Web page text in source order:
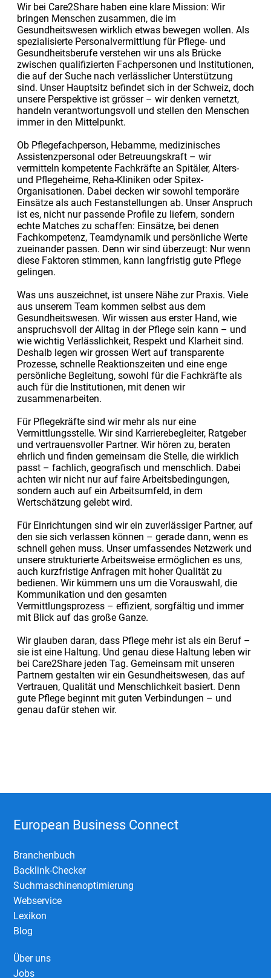
Wir bei Care2Share haben eine klare Mission: Wir
bringen Menschen zusammen, die im
Gesundheitswesen wirklich etwas bewegen wollen. Als
spezialisierte Personalvermittlung für Pflege- und
Gesundheitsberufe verstehen wir uns als Brücke
zwischen qualifizierten Fachpersonen und Institutionen,
die auf der Suche nach verlässlicher Unterstützung
sind. Unser Hauptsitz befindet sich in der Schweiz, doch
unsere Perspektive ist grösser – wir denken vernetzt,
handeln verantwortungsvoll und stellen den Menschen
immer in den Mittelpunkt.
Ob Pflegefachperson, Hebamme, medizinisches
Assistenzpersonal oder Betreuungskraft – wir
vermitteln kompetente Fachkräfte an Spitäler, Alters-
und Pflegeheime, Reha-Kliniken oder Spitex-
Organisationen. Dabei decken wir sowohl temporäre
Einsätze als auch Festanstellungen ab. Unser Anspruch
ist es, nicht nur passende Profile zu liefern, sondern
echte Matches zu schaffen: Einsätze, bei denen
Fachkompetenz, Teamdynamik und persönliche Werte
zueinander passen. Denn wir sind überzeugt: Nur wenn
diese Faktoren stimmen, kann langfristig gute Pflege
gelingen.
Was uns auszeichnet, ist unsere Nähe zur Praxis. Viele
aus unserem Team kommen selbst aus dem
Gesundheitswesen. Wir wissen aus erster Hand, wie
anspruchsvoll der Alltag in der Pflege sein kann – und
wie wichtig Verlässlichkeit, Respekt und Klarheit sind.
Deshalb legen wir grossen Wert auf transparente
Prozesse, schnelle Reaktionszeiten und eine enge
persönliche Begleitung, sowohl für die Fachkräfte als
auch für die Institutionen, mit denen wir
zusammenarbeiten.
Für Pflegekräfte sind wir mehr als nur eine
Vermittlungsstelle. Wir sind Karrierebegleiter, Ratgeber
und vertrauensvoller Partner. Wir hören zu, beraten
ehrlich und finden gemeinsam die Stelle, die wirklich
passt – fachlich, geografisch und menschlich. Dabei
achten wir nicht nur auf faire Arbeitsbedingungen,
sondern auch auf ein Arbeitsumfeld, in dem
Wertschätzung gelebt wird.
Für Einrichtungen sind wir ein zuverlässiger Partner, auf
den sie sich verlassen können – gerade dann, wenn es
schnell gehen muss. Unser umfassendes Netzwerk und
unsere strukturierte Arbeitsweise ermöglichen es uns,
auch kurzfristige Anfragen mit hoher Qualität zu
bedienen. Wir kümmern uns um die Vorauswahl, die
Kommunikation und den gesamten
Vermittlungsprozess – effizient, sorgfältig und immer
mit Blick auf das große Ganze.
Wir glauben daran, dass Pflege mehr ist als ein Beruf –
sie ist eine Haltung. Und genau diese Haltung leben wir
bei Care2Share jeden Tag. Gemeinsam mit unseren
Partnern gestalten wir ein Gesundheitswesen, das auf
Vertrauen, Qualität und Menschlichkeit basiert. Denn
gute Pflege beginnt mit guten Verbindungen – und
genau dafür stehen wir.
European Business Connect
Branchenbuch
Backlink-Checker
Suchmaschinenoptimierung
Webservice
Lexikon
Blog
Über uns
Jobs